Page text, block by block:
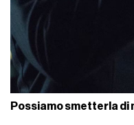
Possiamo smetterla